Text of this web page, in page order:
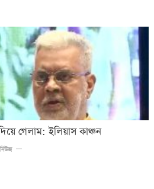
গেলাম: ইলিয়াস কাঞ্চন